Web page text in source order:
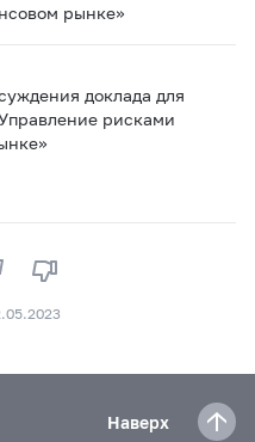
рынке»
доклада для
рисками
Наверх